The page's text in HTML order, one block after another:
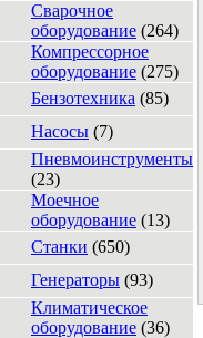
Сварочное
оборудование (264)
Компрессорное
оборудование (275)
Бензотехника (85)
Насосы (7)
Пневмоинструменты
(23)
Моечное
оборудование (13)
Станки (650)
Генераторы (93)
Климатическое
оборудование (36)